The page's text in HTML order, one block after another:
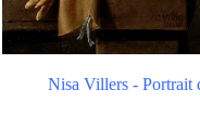
Nisa Villers - Portrait